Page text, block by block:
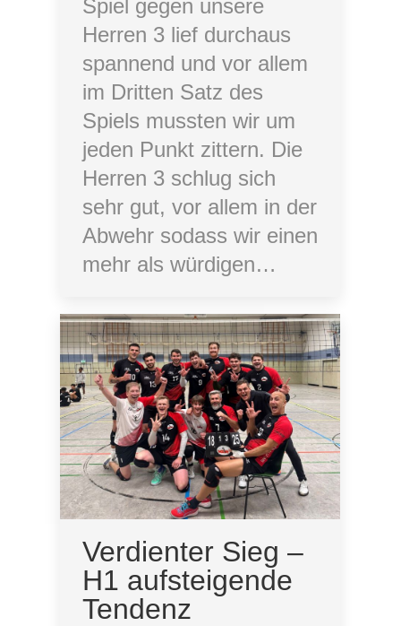
Spiel gegen unsere
Herren 3 lief durchaus
spannend und vor allem
im Dritten Satz des
Spiels mussten wir um
jeden Punkt zittern. Die
Herren 3 schlug sich
sehr gut, vor allem in der
Abwehr sodass wir einen
mehr als würdigen…
Verdienter Sieg –
H1 aufsteigende
Tendenz